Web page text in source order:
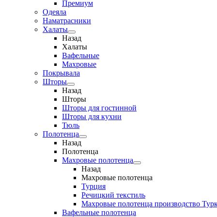
Премиум
Одеяла
Наматрасники
Халаты
Назад
Халаты
Вафельные
Махровые
Покрывала
Шторы
Назад
Шторы
Шторы для гостинной
Шторы для кухни
Тюль
Полотенца
Назад
Полотенца
Махровые полотенца
Назад
Махровые полотенца
Турция
Речицкий текстиль
Махровые полотенца производство
Вафельные полотенца